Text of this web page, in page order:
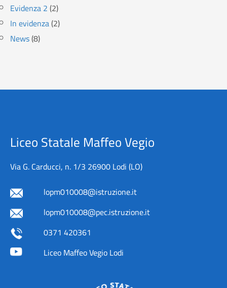
Evidenza 2(2)
In evidenza(2)
News(8)
Liceo Statale Maffeo Vegio
Via G. Carducci, n. 1/3 26900 Lodi (LO)
lopm010008@istruzione.it
lopm010008@pec.istruzione.it
0371 420361
Liceo Maffeo Vegio Lodi